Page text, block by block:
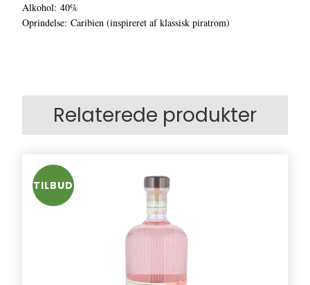
Alkohol: 40%
Oprindelse: Caribien (inspireret af klassisk piratrom)
Relaterede produkter
TILBUD